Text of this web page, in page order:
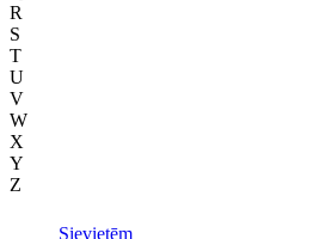
R
S
T
U
V
W
X
Y
Z
Sievietēm